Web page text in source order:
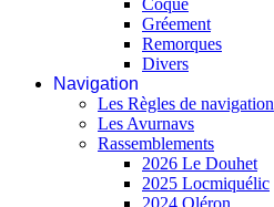
Gréement
Remorques
Divers
Navigation
Les Règles de navigation
Les Avurnavs
Rassemblements
2026 Le Douhet
2025 Locmiquélic
2024 Oléron